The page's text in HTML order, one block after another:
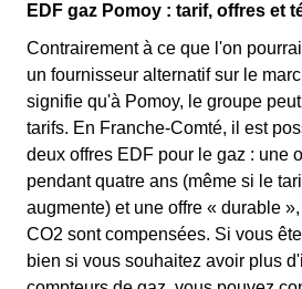
EDF gaz Pomoy : tarif, offres et
Contrairement à ce que l'on
un fournisseur alternatif sur le
signifie qu'à Pomoy, le groupe
tarifs. En Franche-Comté, il est
deux offres EDF pour le gaz : une
pendant quatre ans (même si le
augmente) et une offre « durable
CO2 sont compensées. Si vous
bien si vous souhaitez avoir plus